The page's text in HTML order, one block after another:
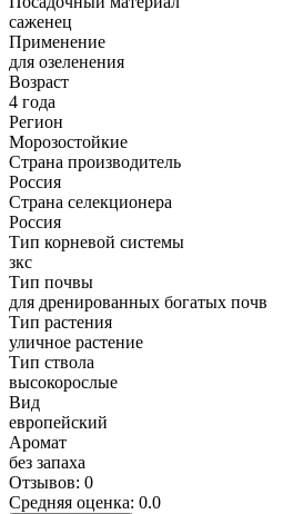
саженец
Применение
для озеленения
Возраст
4 года
Регион
Морозостойкие
Страна производитель
Россия
Страна селекционера
Россия
Тип корневой системы
зкс
Тип почвы
для дренированных богатых почв
Тип растения
уличное растение
Тип ствола
высокорослые
Вид
европейский
Аромат
без запаха
Отзывов: 0
Средняя оценка: 0.0